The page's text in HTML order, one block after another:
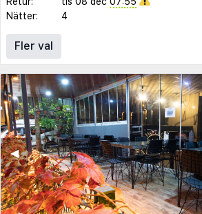
Nätter:
4
Fler val
◀︎